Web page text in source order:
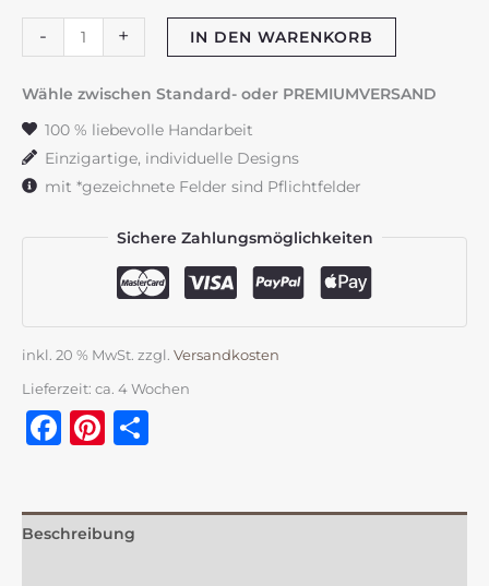
-
Hochzeitskerze
"Sommerfeld-
Romantik"
+ IN DEN WARENKORB
Wähle zwischen Standard- oder PREMIUMVERSAND
100 % liebevolle Handarbeit
Einzigartige, individuelle Designs
mit *gezeichnete Felder sind Pflichtfelder
Sichere Zahlungsmöglichkeiten
inkl. 20 % MwSt. zzgl. Versandkosten
Lieferzeit: ca. 4 Wochen
Facebook
Pinterest
Beschreibung